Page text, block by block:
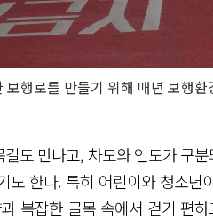
보행로를 만들기 위해 매년 보행
도 만나고, 차도와 인도가 구
도 한다. 특히 어린이와 청소
복잡한 골목 속에서 걷기 편